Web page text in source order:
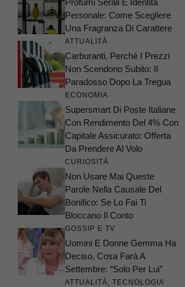
Personale: Come Scegliere
Una Fragranza Di Carattere
ATTUALITÀ
Carburanti, Perché I Prezzi
Non Scendono Subito: Il
Paradosso Dopo La Tregua
ECONOMIA
Supersmart Di Poste Italiane
Con Rendimento Del 4% Con
Capitale Assicurato: Offerta
Da Prendere Al Volo
CURIOSITÀ
Non Usare Mai Queste
Parole Nella Causale Del
Bonifico: Se Lo Fai Ti
Bloccano Il Conto
GOSSIP E TV
Uomini E Donne Gemma Ha
Deciso, Cosa Farà A
Settembre: “Solo Per Lui”
ATTUALITÀ, TECNOLOGIA